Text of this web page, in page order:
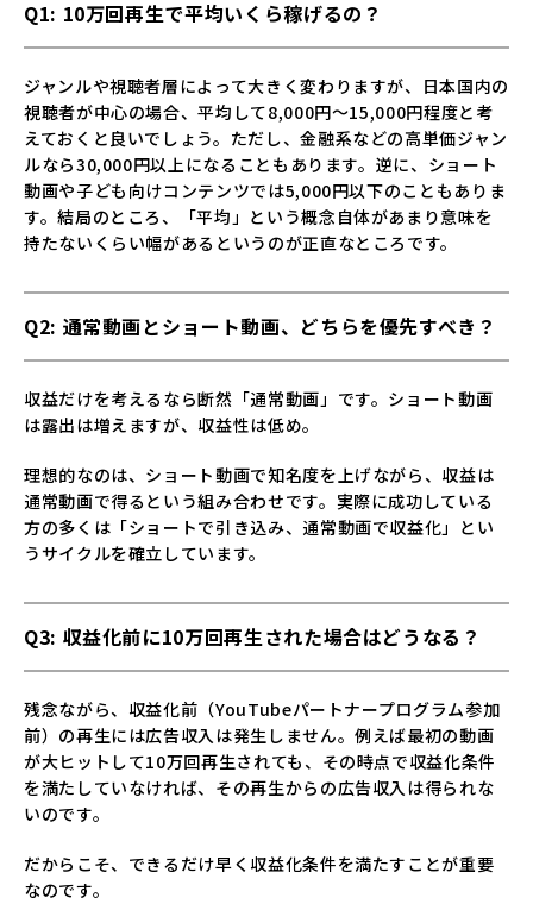
Q1: 10万回再生で平均いくら稼げるの？
ジャンルや視聴者層によって大きく変わりますが、日本国内の
視聴者が中心の場合、平均して8,000円～15,000円程度と考
えておくと良いでしょう。ただし、金融系などの高単価ジャン
ルなら30,000円以上になることもあります。逆に、ショート
動画や子ども向けコンテンツでは5,000円以下のこともありま
す。結局のところ、「平均」という概念自体があまり意味を
持たないくらい幅があるというのが正直なところです。
Q2: 通常動画とショート動画、どちらを優先すべき？
収益だけを考えるなら断然「通常動画」です。ショート動画
は露出は増えますが、収益性は低め。
理想的なのは、ショート動画で知名度を上げながら、収益は
通常動画で得るという組み合わせです。実際に成功している
方の多くは「ショートで引き込み、通常動画で収益化」とい
うサイクルを確立しています。
Q3: 収益化前に10万回再生された場合はどうなる？
残念ながら、収益化前（YouTubeパートナープログラム参加
前）の再生には広告収入は発生しません。例えば最初の動画
が大ヒットして10万回再生されても、その時点で収益化条件
を満たしていなければ、その再生からの広告収入は得られな
いのです。
だからこそ、できるだけ早く収益化条件を満たすことが重要
なのです。